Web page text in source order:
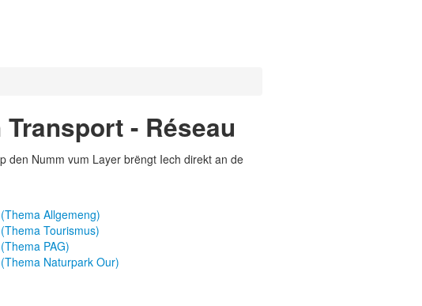
- Réseau
den Numm vum Layer brëngt Iech direkt an de
Allgemeng)
Tourismus)
PAG)
Naturpark Our)